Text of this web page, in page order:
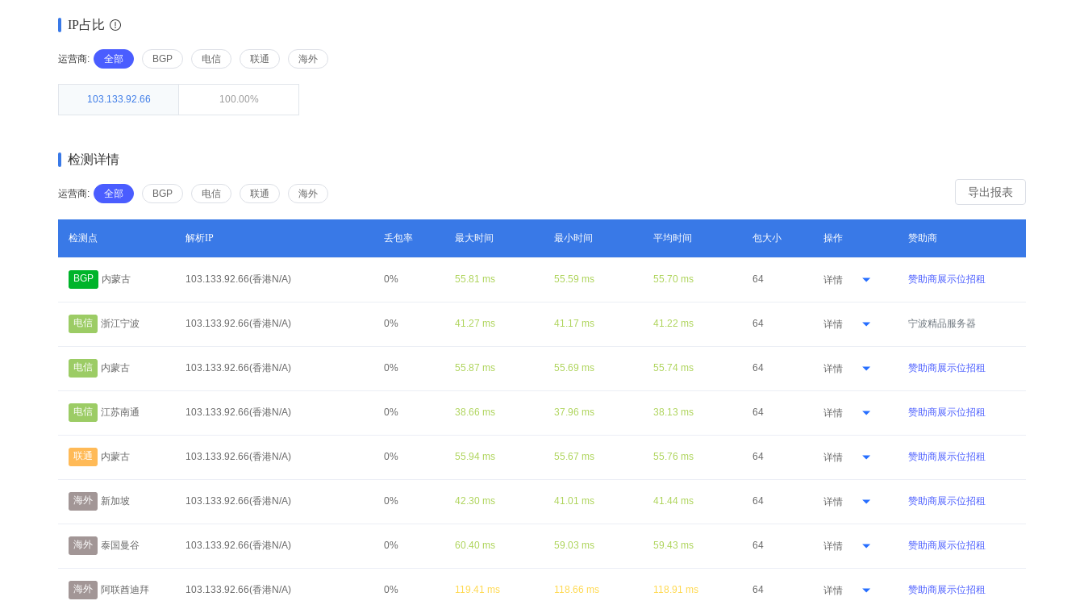
IP占比
运营商: 全部 BGP 电信 联通 海外
103.133.92.66 100.00%
检测详情
运营商: 全部 BGP 电信 联通 海外 导出报表
检测点 解析IP 丢包率 最大时间 最小时间 平均时间 包大小 操作 赞助商
BGP 内蒙古 103.133.92.66(香港N/A) 0% 55.81 ms 55.59 ms 55.70 ms 64 详情 赞助商展示位招租
电信 浙江宁波 103.133.92.66(香港N/A) 0% 41.27 ms 41.17 ms 41.22 ms 64 详情 宁波精品服务器
电信 内蒙古 103.133.92.66(香港N/A) 0% 55.87 ms 55.69 ms 55.74 ms 64 详情 赞助商展示位招租
电信 江苏南通 103.133.92.66(香港N/A) 0% 38.66 ms 37.96 ms 38.13 ms 64 详情 赞助商展示位招租
联通 内蒙古 103.133.92.66(香港N/A) 0% 55.94 ms 55.67 ms 55.76 ms 64 详情 赞助商展示位招租
海外 新加坡 103.133.92.66(香港N/A) 0% 42.30 ms 41.01 ms 41.44 ms 64 详情 赞助商展示位招租
海外 泰国曼谷 103.133.92.66(香港N/A) 0% 60.40 ms 59.03 ms 59.43 ms 64 详情 赞助商展示位招租
海外 阿联酋迪拜 103.133.92.66(香港N/A) 0% 119.41 ms 118.66 ms 118.91 ms 64 详情 赞助商展示位招租